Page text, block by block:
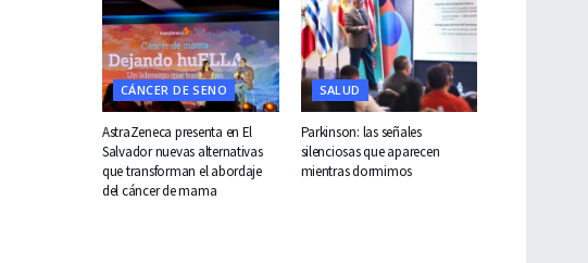
CÁNCER DE SENO
AstraZeneca presenta en El
Salvador nuevas alternativas
que transforman el abordaje
del cáncer de mama
SALUD
Parkinson: las señales
silenciosas que aparecen
mientras dormimos